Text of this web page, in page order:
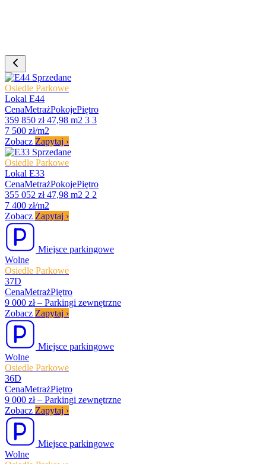
Sprzedane
Osiedle Parkowe
Lokal E44
CenaMetrażPokojePiętro
359 850 zł 47,98 m2 3 3
7 500 zł/m2
Zobacz Zapytaj ›
Sprzedane
Osiedle Parkowe
Lokal E33
CenaMetrażPokojePiętro
355 052 zł 47,98 m2 2 2
7 400 zł/m2
Zobacz Zapytaj ›
Miejsce parkingowe
Wolne
Osiedle Parkowe
37D
CenaMetrażPiętro
9 000 zł – Parkingi zewnętrzne
Zobacz Zapytaj ›
Miejsce parkingowe
Wolne
Osiedle Parkowe
36D
CenaMetrażPiętro
9 000 zł – Parkingi zewnętrzne
Zobacz Zapytaj ›
Miejsce parkingowe
Wolne